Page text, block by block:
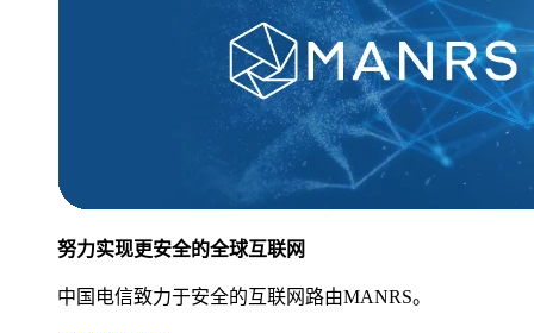
努力实现更安全的全球互联网
中国电信致力于安全的互联网路由MANRS。